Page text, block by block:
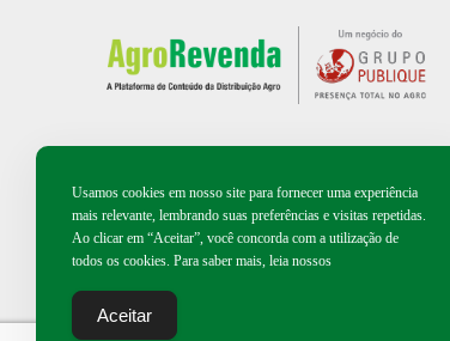
Usamos cookies em nosso site para fornecer uma experiência
mais relevante, lembrando suas preferências e visitas repetidas.
Ao clicar em “Aceitar”, você concorda com a utilização de
todos os cookies. Para saber mais, leia nossos
Aceitar